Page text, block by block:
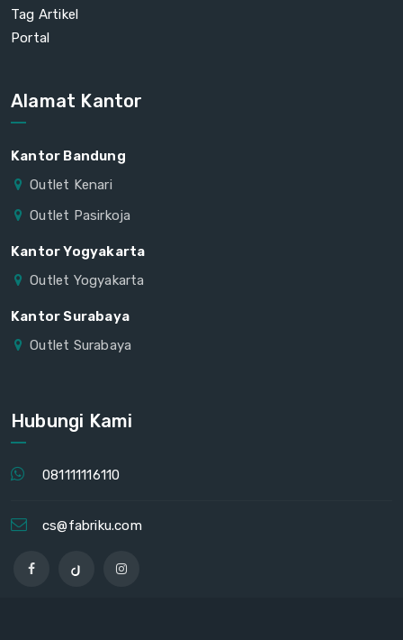
Tag Artikel
Portal
Alamat Kantor
Kantor Bandung
Outlet Kenari
Outlet Pasirkoja
Kantor Yogyakarta
Outlet Yogyakarta
Kantor Surabaya
Outlet Surabaya
Hubungi Kami
081111116110
cs@fabriku.com